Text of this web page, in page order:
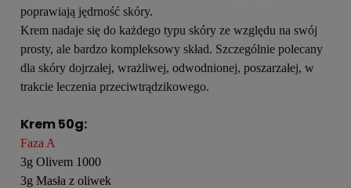
poprawiają jędrność skóry.
Krem nadaje się do każdego typu skóry ze względu na swój
prosty, ale bardzo kompleksowy skład. Szczególnie polecany
dla skóry dojrzałej, wrażliwej, odwodnionej, poszarzałej, w
trakcie leczenia przeciwtrądzikowego.
Krem 50g:
Faza A
3g Olivem 1000
3g Masła z oliwek